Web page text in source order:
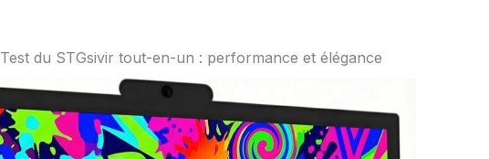
Test du STGsivir tout-en-un : performance et élégance